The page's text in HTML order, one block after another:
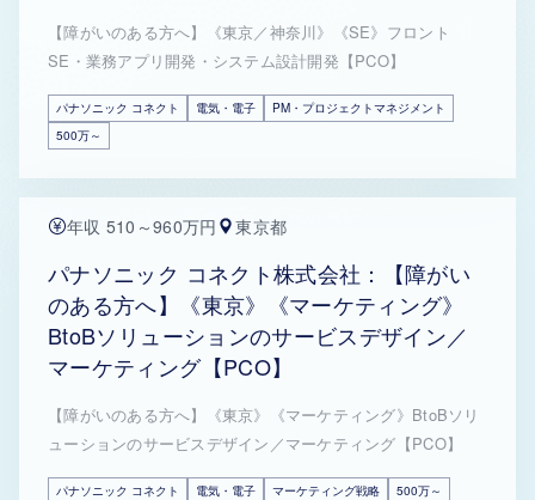
【障がいのある方へ】《東京／神奈川》《SE》フロント
SE・業務アプリ開発・システム設計開発【PCO】
パナソニック コネクト 電気・電子
PM・プロジェクトマネジメント
500万～
年収 510～960万円 東京都
パナソニック コネクト株式会社：【障がい
のある方へ】《東京》《マーケティング》
BtoBソリューションのサービスデザイン／
マーケティング【PCO】
【障がいのある方へ】《東京》《マーケティング》BtoBソリ
ューションのサービスデザイン／マーケティング【PCO】
パナソニック コネクト 電気・電子 マーケティング戦略 500万～